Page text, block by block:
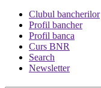
Clubul bancherilor
Profil bancher
Profil banca
Curs BNR
Search
Newsletter